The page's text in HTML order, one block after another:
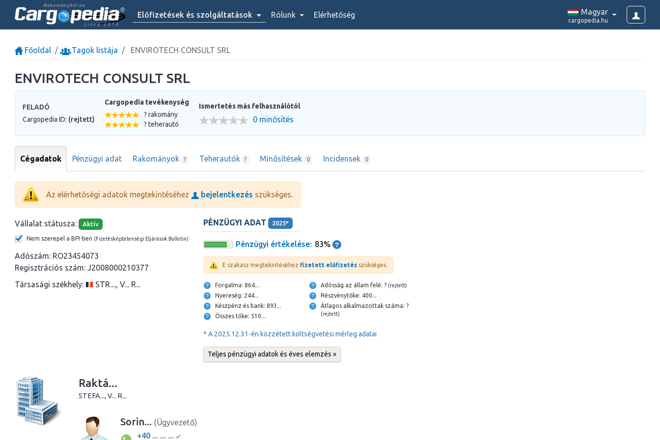
Rakománybörze
since 2014
Előfizetések és szolgáltatások Rólunk Elérhetőség Magyar
cargopedia.hu
Főoldal Tagok listája ENVIROTECH CONSULT SRL
ENVIROTECH CONSULT SRL
FELADÓ
Cargopedia ID: (rejtett)
Cargopedia tevékenység
? rakomány
? teherautó
Ismertetés más felhasználótól
0 minősítés
Cégadatok Pénzügyi adat Rakományok ? Teherautók ? Minősítések 0 Incidensek 0
Az elérhetőségi adatok megtekintéséhez bejelentkezés szükséges.
Vállalat státusza: Aktív
Nem szerepel a BPI-ben (Fizetésképtelenségi Eljárások Bulletin)
Adószám: RO23454073
Regisztrációs szám: J2008000210377
Társasági székhely:
STR...., V... R...
PÉNZÜGYI ADAT 2025*
Pénzügyi értékelése: 83%
E szakasz megtekintéséhez fizetett előfizetés szükséges.
Forgalma: 864...
Nyereség: 244...
Készpénz és bank: 893...
Összes tőke: 510...
Adósság az állam felé: ? (rejtett)
Részvénytőke: 400...
Átlagos alkalmazottak száma: ?
(rejtett)
* A 2025.12.31-én közzétett költségvetési mérleg adatai
Teljes pénzügyi adatok és éves elemzés »
Raktá...
STEFA..., V... R...
Sorin... (Ügyvezető)
+40 ... ... ...